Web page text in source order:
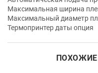
Максимальная ширина
Максимальный диаметр
Термопринтер даты опция